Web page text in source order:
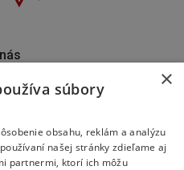
nás
×
súbory
obsahu, reklám a analýzu
našej stránky zdieľame aj
partnermi, ktorí ich môžu